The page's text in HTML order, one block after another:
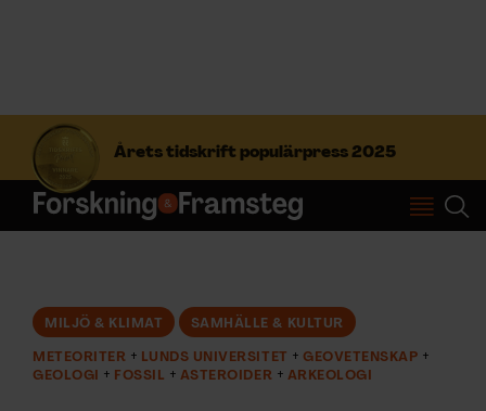
Årets tidskrift populärpress 2025
S
f
t
Prenumerera
NYHETSBREV
MILJÖ & KLIMAT SAMHÄLLE & KULTUR
METEORITER LUNDS UNIVERSITET
GEOVETENSKAP
GEOLOGI
FOSSIL ASTEROIDER ARKEOLOGI